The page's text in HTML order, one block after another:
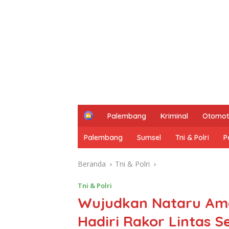
H
m
e
Palembang Kriminal
Palembang Sumsel Tni & Polri
Beranda Tni & Polri
Tni & Polri
Wujudkan Nataru
Hadiri Rakor Lintas